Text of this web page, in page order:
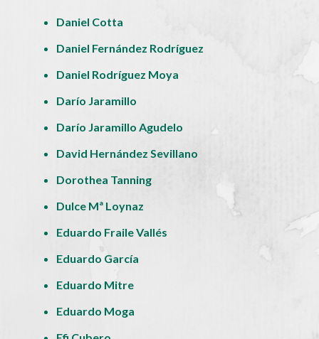
Daniel Cotta
Daniel Fernández Rodríguez
Daniel Rodríguez Moya
Darío Jaramillo
Darío Jaramillo Agudelo
David Hernández Sevillano
Dorothea Tanning
Dulce Mª Loynaz
Eduardo Fraile Vallés
Eduardo García
Eduardo Mitre
Eduardo Moga